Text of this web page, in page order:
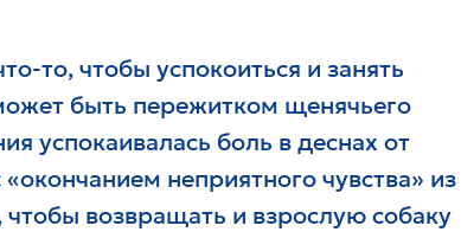
то, чтобы успокоиться и занять
быть пережитком щенячьего
успокаивалась боль в деснах от
неприятного чувства» из
чтобы возвращать и взрослую собаку